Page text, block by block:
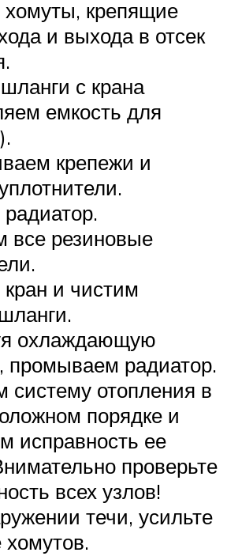
крепящие
и выхода в отсек
с крана
емкость для
крепежи и
все резиновые
и чистим
охлаждающую
промываем радиатор.
систему отопления в
порядке и
исправность ее
проверьте
всех узлов!
течи, усильте